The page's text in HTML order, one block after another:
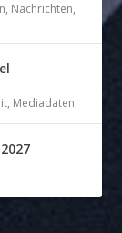
, Nachrichten,
, Mediadaten